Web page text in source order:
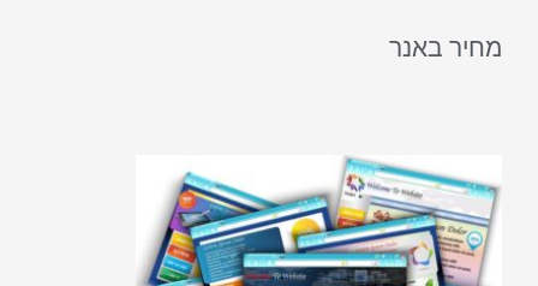
מחיר באנר